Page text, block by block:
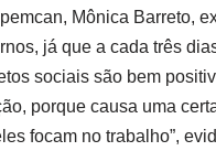
Mônica Barreto,
já que a cada três
sociais são bem
porque causa uma
focam no trabalho”,